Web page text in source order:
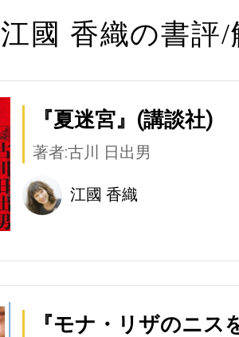
江國 香織の書評
『夏迷宮』(講談社)
著者:古川 日出男
江國 香織
『モナ・リザのニス